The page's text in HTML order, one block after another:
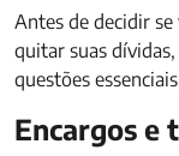
Antes de decidir
quitar suas
questões
Encargos e